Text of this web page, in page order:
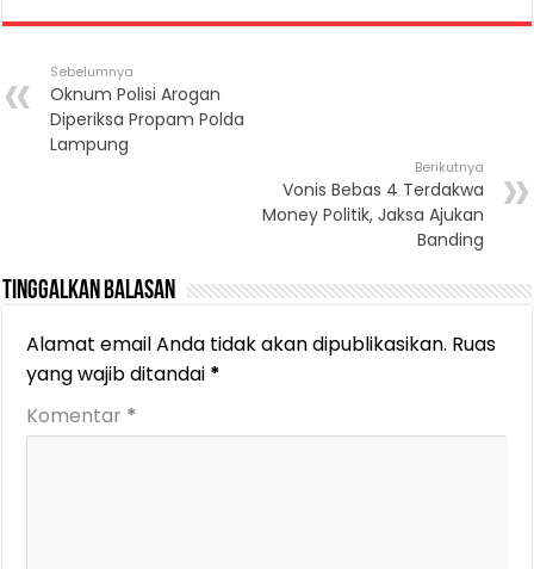
Sebelumnya
Oknum Polisi Arogan
Diperiksa Propam Polda
Lampung
Berikutnya
Vonis Bebas 4 Terdakwa
Money Politik, Jaksa Ajukan
Banding
Tinggalkan Balasan
Alamat email Anda tidak akan dipublikasikan. Ruas
yang wajib ditandai *
Komentar *